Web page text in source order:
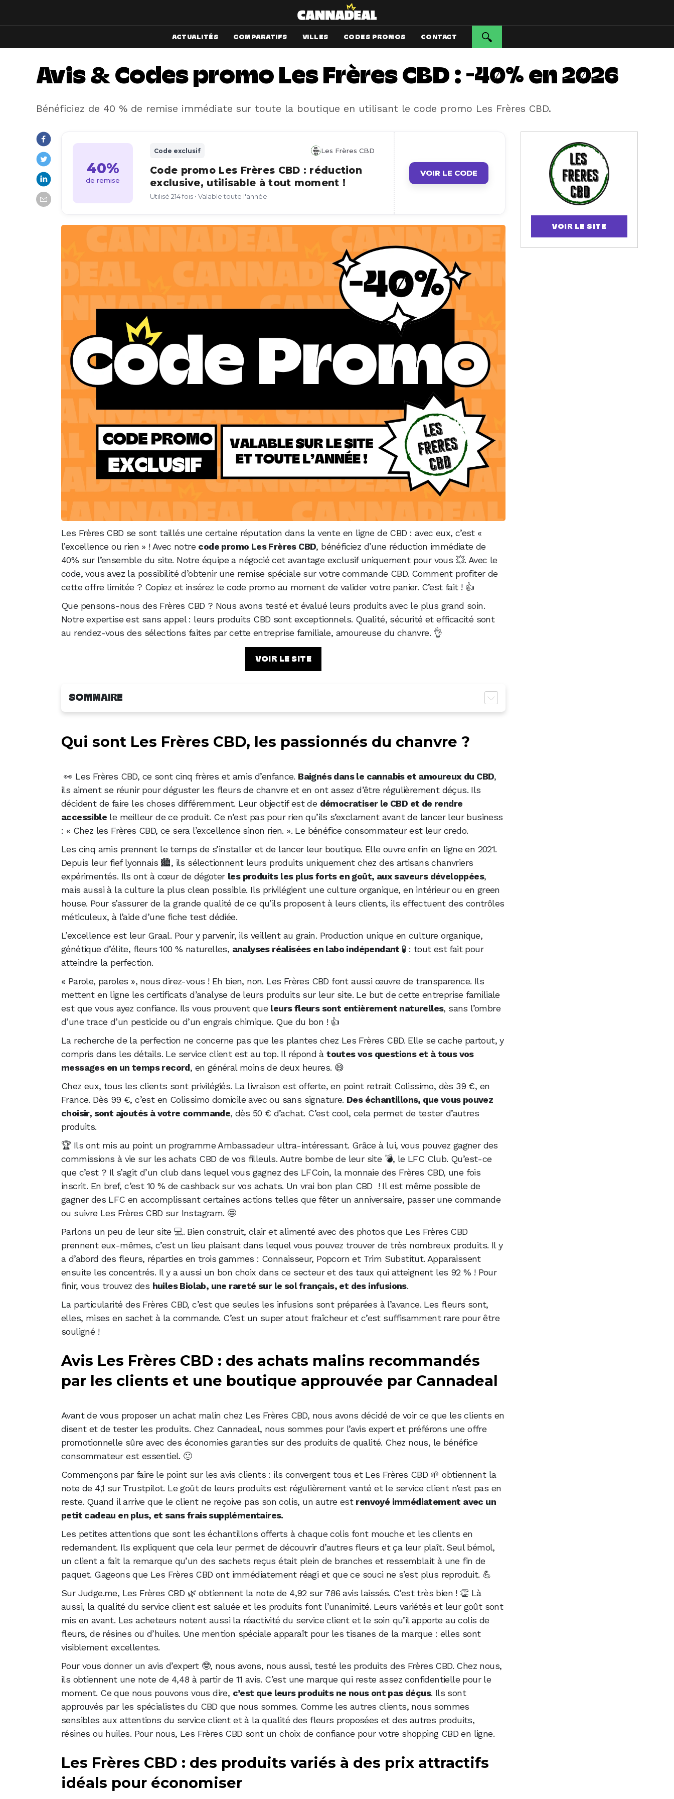
ACTUALITÉS COMPARATIFS VILLES CODES PROMOS CONTACT
Avis & Codes promo Les Frères CBD : -40% en 2026
Bénéficiez de 40 % de remise immédiate sur toute la boutique en utilisant le code promo Les Frères CBD.
40%
de remise
Code exclusif Les Frères CBD
Code promo Les Frères CBD : réduction
exclusive, utilisable à tout moment !
Utilisé 214 fois • Valable toute l'année
VOIR LE CODE
Les Frères CBD se sont taillés une certaine réputation dans la vente en ligne de CBD : avec eux, c’est «
l’excellence ou rien » ! Avec notre code promo Les Frères CBD, bénéficiez d’une réduction immédiate de
40% sur l’ensemble du site. Notre équipe a négocié cet avantage exclusif uniquement pour vous 💥. Avec le
code, vous avez la possibilité d’obtenir une remise spéciale sur votre commande CBD. Comment profiter de
cette offre limitée ? Copiez et insérez le code promo au moment de valider votre panier. C’est fait ! 👍
Que pensons-nous des Frères CBD ? Nous avons testé et évalué leurs produits avec le plus grand soin.
Notre expertise est sans appel : leurs produits CBD sont exceptionnels. Qualité, sécurité et efficacité sont
au rendez-vous des sélections faites par cette entreprise familiale, amoureuse du chanvre. 👌
VOIR LE SITE
SOMMAIRE
Avis Les Frères CBD : des achats malins recommandés par les clients et une boutique approuvée par
Cannadeal
Les Frères CBD : livraison en France et en Belgique
Les Frères CBD : points forts et points faibles
Les Frères CBD : une boutique CBD en ligne qui gagne à être connue
Qui sont Les Frères CBD, les passionnés du chanvre ?
👀 Les Frères CBD, ce sont cinq frères et amis d’enfance. Baignés dans le cannabis et amoureux du CBD,
ils aiment se réunir pour déguster les fleurs de chanvre et en ont assez d’être régulièrement déçus. Ils
décident de faire les choses différemment. Leur objectif est de démocratiser le CBD et de rendre
accessible le meilleur de ce produit. Ce n’est pas pour rien qu’ils s’exclament avant de lancer leur business
: « Chez les Frères CBD, ce sera l’excellence sinon rien. ». Le bénéfice consommateur est leur credo.
Les cinq amis prennent le temps de s’installer et de lancer leur boutique. Elle ouvre enfin en ligne en 2021.
Depuis leur fief lyonnais 🏙, ils sélectionnent leurs produits uniquement chez des artisans chanvriers
expérimentés. Ils ont à cœur de dégoter les produits les plus forts en goût, aux saveurs développées,
mais aussi à la culture la plus clean possible. Ils privilégient une culture organique, en intérieur ou en green
house. Pour s’assurer de la grande qualité de ce qu’ils proposent à leurs clients, ils effectuent des contrôles
méticuleux, à l’aide d’une fiche test dédiée.
L’excellence est leur Graal. Pour y parvenir, ils veillent au grain. Production unique en culture organique,
génétique d’élite, fleurs 100 % naturelles, analyses réalisées en labo indépendant 🧪 : tout est fait pour
atteindre la perfection.
« Parole, paroles », nous direz-vous ! Eh bien, non. Les Frères CBD font aussi œuvre de transparence. Ils
mettent en ligne les certificats d’analyse de leurs produits sur leur site. Le but de cette entreprise familiale
est que vous ayez confiance. Ils vous prouvent que leurs fleurs sont entièrement naturelles, sans l’ombre
d’une trace d’un pesticide ou d’un engrais chimique. Que du bon ! 👍
La recherche de la perfection ne concerne pas que les plantes chez Les Frères CBD. Elle se cache partout, y
compris dans les détails. Le service client est au top. Il répond àtoutes vos questions et à tous vos
messages en un temps record, en général moins de deux heures. 😄
Chez eux, tous les clients sont privilégiés. La livraison est offerte, en point retrait Colissimo, dès 39 €, en
France. Dès 99 €, c’est en Colissimo domicile avec ou sans signature. Des échantillons, que vous pouvez
choisir, sont ajoutés à votre commande, dès 50 € d’achat. C’est cool, cela permet de tester d’autres
produits.
🏆 Ils ont mis au point un programme Ambassadeur ultra-intéressant. Grâce à lui, vous pouvez gagner des
commissions à vie sur les achats CBD de vos filleuls. Autre bombe de leur site 💣, le LFC Club. Qu’est-ce
que c’est ? Il s’agit d’un club dans lequel vous gagnez des LFCoin, la monnaie des Frères CBD, une fois
inscrit. En bref, c’est 10 % de cashback sur vos achats. Un vrai bon plan CBD ! Il est même possible de
gagner des LFC en accomplissant certaines actions telles que fêter un anniversaire, passer une commande
ou suivre Les Frères CBD sur Instagram. 🤩
Parlons un peu de leur site 💻. Bien construit, clair et alimenté avec des photos que Les Frères CBD
prennent eux-mêmes, c’est un lieu plaisant dans lequel vous pouvez trouver de très nombreux produits. Il y
a d’abord des fleurs, réparties en trois gammes : Connaisseur, Popcorn et Trim Substitut. Apparaissent
ensuite les concentrés. Il y a aussi un bon choix dans ce secteur et des taux qui atteignent les 92 % ! Pour
finir, vous trouvez des huiles Biolab, une rareté sur le sol français, et des infusions.
La particularité des Frères CBD, c’est que seules les infusions sont préparées à l’avance. Les fleurs sont,
elles, mises en sachet à la commande. C’est un super atout fraîcheur et c’est suffisamment rare pour être
souligné !
Avis Les Frères CBD : des achats malins recommandés
par les clients et une boutique approuvée par Cannadeal
Avant de vous proposer un achat malin chez Les Frères CBD, nous avons décidé de voir ce que les clients en
disent et de tester les produits. Chez Cannadeal, nous sommes pour l’avis expert et préférons une offre
promotionnelle sûre avec des économies garanties sur des produits de qualité. Chez nous, le bénéfice
consommateur est essentiel. 🙂
Commençons par faire le point sur les avis clients : ils convergent tous et Les Frères CBD 🌱 obtiennent la
note de 4,1 sur Trustpilot. Le goût de leurs produits est régulièrement vanté et le service client n’est pas en
reste. Quand il arrive que le client ne reçoive pas son colis, un autre est renvoyé immédiatement avec un
petit cadeau en plus, et sans frais supplémentaires.
Les petites attentions que sont les échantillons offerts à chaque colis font mouche et les clients en
redemandent. Ils expliquent que cela leur permet de découvrir d’autres fleurs et ça leur plaît. Seul bémol,
un client a fait la remarque qu’un des sachets reçus était plein de branches et ressemblait à une fin de
paquet. Gageons que Les Frères CBD ont immédiatement réagi et que ce souci ne s’est plus reproduit. 💪
Sur Judge.me, Les Frères CBD 🌿 obtiennent la note de 4,92 sur 786 avis laissés. C’est très bien ! 👏 Là
aussi, la qualité du service client est saluée et les produits font l’unanimité. Leurs variétés et leur goût sont
mis en avant. Les acheteurs notent aussi la réactivité du service client et le soin qu’il apporte au colis de
fleurs, de résines ou d’huiles. Une mention spéciale apparaît pour les tisanes de la marque : elles sont
visiblement excellentes.
Pour vous donner un avis d’expert 🤓, nous avons, nous aussi, testé les produits des Frères CBD. Chez nous,
ils obtiennent une note de 4,48 à partir de 11 avis. C’est une marque qui reste assez confidentielle pour le
moment. Ce que nous pouvons vous dire, c’est que leurs produits ne nous ont pas déçus. Ils sont
approuvés par les spécialistes du CBD que nous sommes. Comme les autres clients, nous sommes
sensibles aux attentions du service client et à la qualité des fleurs proposées et des autres produits,
résines ou huiles. Pour nous, Les Frères CBD sont un choix de confiance pour votre shopping CBD en ligne.
Les Frères CBD : des produits variés à des prix attractifs
idéals pour économiser
VOIR LE SITE